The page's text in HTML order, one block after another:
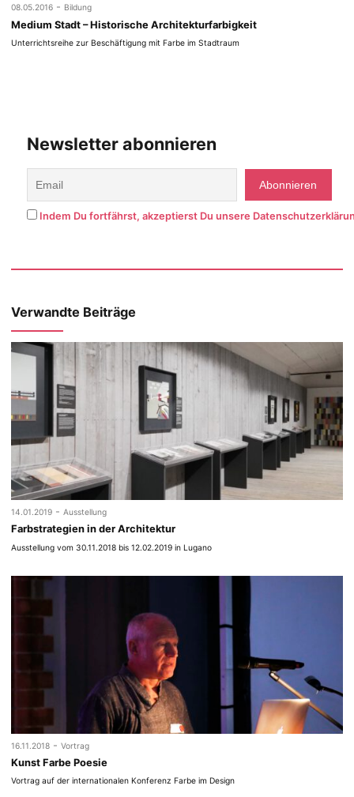
08.05.2016 - Bildung
Medium Stadt – Historische Architekturfarbigkeit
Unterrichtsreihe zur Beschäftigung mit Farbe im Stadtraum
Newsletter abonnieren
Indem Du fortfährst, akzeptierst Du unsere
Verwandte Beiträge
14.01.2019 - Ausstellung
Farbstrategien in der Architektur
Ausstellung vom 30.11.2018 bis 12.02.2019 in Lugano
16.11.2018 - Vortrag
Kunst Farbe Poesie
Vortrag auf der internationalen Konferenz Farbe im Design